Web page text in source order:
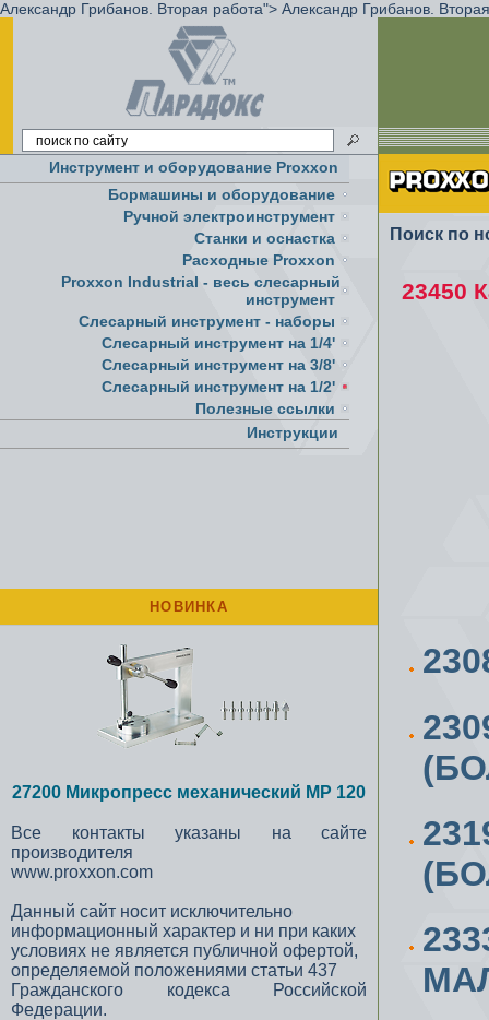
Александр Грибанов. Вторая работа"> Александр Грибанов.
Инструмент и оборудование Proxxon
Бормашины и оборудование
Ручной электроинструмент
Cтанки и оснастка
Расходные Proxxon
Proxxon Industrial - весь слесарный
инструмент
Слесарный инструмент - наборы
Слесарный инструмент на 1/4'
Слесарный инструмент на 3/8'
Слесарный инструмент на 1/2'
Полезные ссылки
Инструкции
НОВИНКА
27200 Микропресс механический MP 120
Все контакты указаны на сайте
производителя
www.proxxon.com
Данный сайт носит исключительно
информационный характер и ни при каких
условиях не является публичной офертой,
определяемой положениями статьи 437
Гражданского кодекса Российской
Федерации.
Поиск по
23450